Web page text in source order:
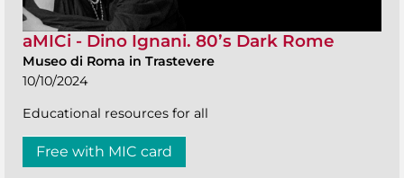
aMICi - Dino Ignani. 80’s Dark Rome
Museo di Roma in Trastevere
10/10/2024
Educational resources for all
Free with MIC card